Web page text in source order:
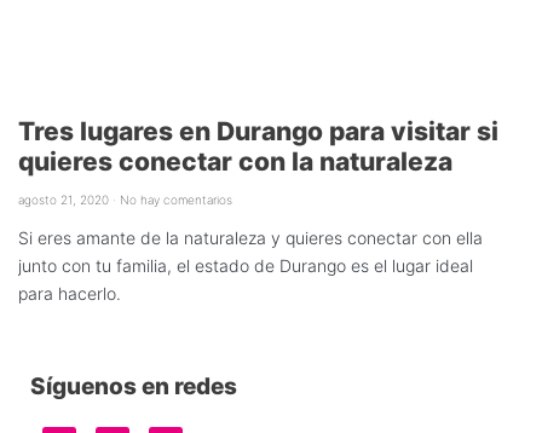
Tres lugares en Durango para visitar si
quieres conectar con la naturaleza
agosto 21, 2020 No hay comentarios
Si eres amante de la naturaleza y quieres conectar con ella
junto con tu familia, el estado de Durango es el lugar ideal
para hacerlo.
Síguenos en redes